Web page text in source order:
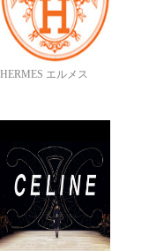
HERMES エルメス